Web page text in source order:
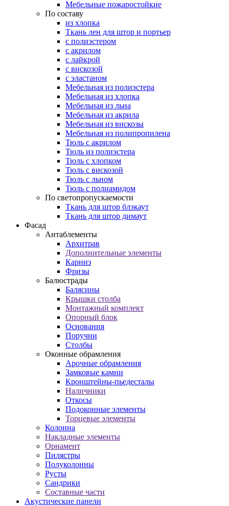
Мебельные пожаростойкие
По составу
из хлопка
Ткань лен для штор и портьер
с полиэстером
с акрилом
с лайкрой
с вискозой
с эластаном
Мебельная из полиэстера
Мебельная из хлопка
Мебельная из льна
Мебельная из акрила
Мебельная из вискозы
Мебельная из полипропилена
Тюль с акрилом
Тюль из полиэстера
Тюль с хлопком
Тюль с вискозой
Тюль с льном
Тюль с полиамидом
По светопропускаемости
Ткань для штор блэкаут
Ткань для штор димаут
Фасад
Антаблементы
Архитрав
Дополнительные элементы
Карниз
Фризы
Балюстрады
Балясины
Крышки столба
Монтажный комплект
Опорный блок
Основания
Поручни
Столбы
Оконные обрамления
Арочные обрамления
Замковые камни
Кронштейны-пьедесталы
Наличники
Откосы
Подоконные элементы
Торцевые элементы
Колонна
Накладные элементы
Орнамент
Пилястры
Полуколонны
Русты
Сандрики
Составные части
Акустические панели